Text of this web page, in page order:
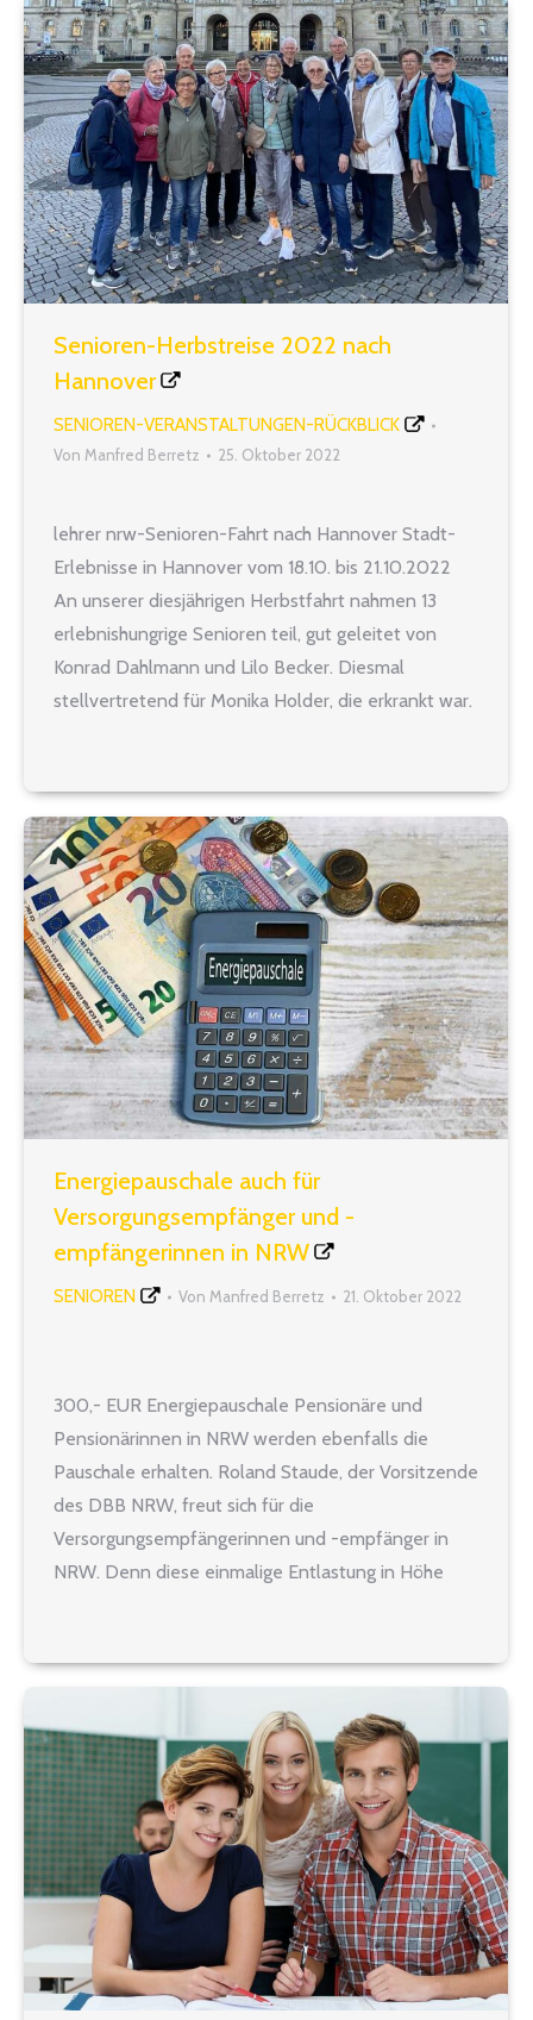
Mangelerscheinungen…
Senioren-Herbstreise 2022 nach
Hannover
SENIOREN-VERANSTALTUNGEN-RÜCKBLICK
Von Manfred Berretz 25. Oktober 2022
lehrer nrw-Senioren-Fahrt nach Hannover Stadt-
Erlebnisse in Hannover vom 18.10. bis 21.10.2022
An unserer diesjährigen Herbstfahrt nahmen 13
erlebnishungrige Senioren teil, gut geleitet von
Konrad Dahlmann und Lilo Becker. Diesmal
stellvertretend für Monika Holder, die erkrankt war.
am Hauptbahnhof. Von hier aus ging es…
Energiepauschale auch für
Versorgungsempfänger und -
empfängerinnen in NRW
SENIOREN Von Manfred Berretz 21. Oktober 2022
300,- EUR Energiepauschale Pensionäre und
Pensionärinnen in NRW werden ebenfalls die
Pauschale erhalten. Roland Staude, der Vorsitzende
des DBB NRW, freut sich für die
Versorgungsempfängerinnen und -empfänger in
NRW. Denn diese einmalige Entlastung in Höhe
freue mich für die Pensionärinnen und Pensionäre,